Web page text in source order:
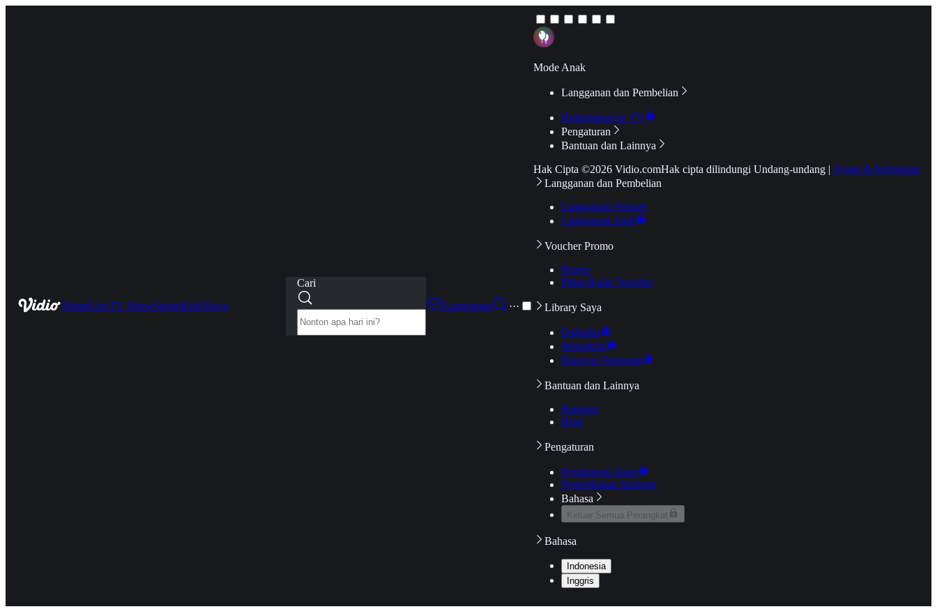
HomeLiveTV ShowSportsKidsNews
Cari
Langganan
···
Mode Anak
Langganan dan Pembelian
Hubungkan ke TV
Pengaturan
Bantuan dan Lainnya
Hak Cipta ©2026 Vidio.comHak cipta dilindungi Undang-undang | Syarat & Ketentuan
Langganan dan Pembelian
Langganan Premier
Langganan Aktif
Voucher Promo
Promo
Pakai Kode Voucher
Library Saya
Daftarku
Mengikuti
Riwayat Tontonan
Bantuan dan Lainnya
Bantuan
Blog
Pengaturan
Pengaturan Akun
Pemeriksaan Jaringan
Bahasa
Keluar Semua Perangkat
Bahasa
Indonesia
Inggris